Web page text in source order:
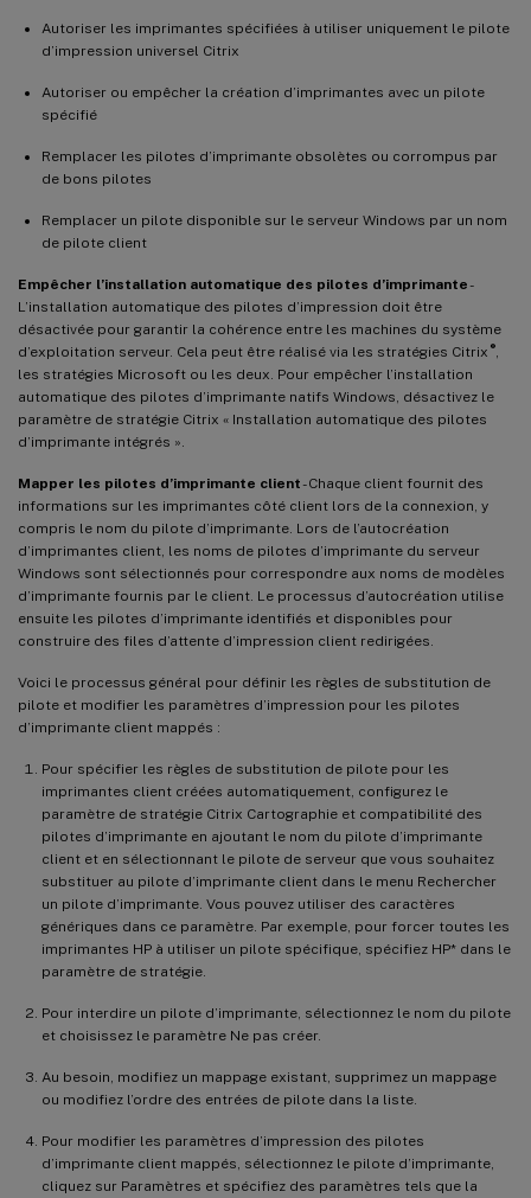
Autoriser les imprimantes spécifiées à utiliser uniquement le pilote
d’impression universel Citrix
Autoriser ou empêcher la création d’imprimantes avec un pilote
spécifié
Remplacer les pilotes d’imprimante obsolètes ou corrompus par
de bons pilotes
Remplacer un pilote disponible sur le serveur Windows par un nom
de pilote client
Empêcher l’installation automatique des pilotes d’imprimante-
L’installation automatique des pilotes d’impression doit être
désactivée pour garantir la cohérence entre les machines du système
d’exploitation serveur. Cela peut être réalisé via les stratégies Citrix ®,
les stratégies Microsoft ou les deux. Pour empêcher l’installation
automatique des pilotes d’imprimante natifs Windows, désactivez le
paramètre de stratégie Citrix « Installation automatique des pilotes
d’imprimante intégrés ».
Mapper les pilotes d’imprimante client- Chaque client fournit des
informations sur les imprimantes côté client lors de la connexion, y
compris le nom du pilote d’imprimante. Lors de l’autocréation
d’imprimantes client, les noms de pilotes d’imprimante du serveur
Windows sont sélectionnés pour correspondre aux noms de modèles
d’imprimante fournis par le client. Le processus d’autocréation utilise
ensuite les pilotes d’imprimante identifiés et disponibles pour
construire des files d’attente d’impression client redirigées.
Voici le processus général pour définir les règles de substitution de
pilote et modifier les paramètres d’impression pour les pilotes
d’imprimante client mappés :
Pour spécifier les règles de substitution de pilote pour les
imprimantes client créées automatiquement, configurez le
paramètre de stratégie Citrix Cartographie et compatibilité des
pilotes d’imprimante en ajoutant le nom du pilote d’imprimante
client et en sélectionnant le pilote de serveur que vous souhaitez
substituer au pilote d’imprimante client dans le menu Rechercher
un pilote d’imprimante. Vous pouvez utiliser des caractères
génériques dans ce paramètre. Par exemple, pour forcer toutes les
imprimantes HP à utiliser un pilote spécifique, spécifiez HP* dans le
paramètre de stratégie.
Pour interdire un pilote d’imprimante, sélectionnez le nom du pilote
et choisissez le paramètre Ne pas créer.
Au besoin, modifiez un mappage existant, supprimez un mappage
ou modifiez l’ordre des entrées de pilote dans la liste.
Pour modifier les paramètres d’impression des pilotes
d’imprimante client mappés, sélectionnez le pilote d’imprimante,
cliquez sur Paramètres et spécifiez des paramètres tels que la